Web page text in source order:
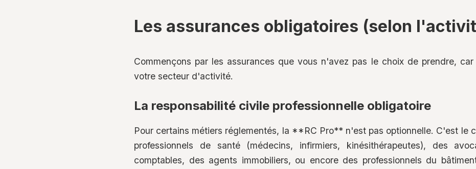
Les assurances obligatoires (selon
Commençons par les assurances que vous n'avez pas le choix de prendre,
votre secteur d'activité.
La responsabilité civile professionnelle obligatoire
Pour certains métiers réglementés, la **RC Pro** n'est pas optionnelle. C'est le
professionnels de santé (médecins, infirmiers, kinésithérapeutes), des
comptables, des agents immobiliers, ou encore des professionnels du